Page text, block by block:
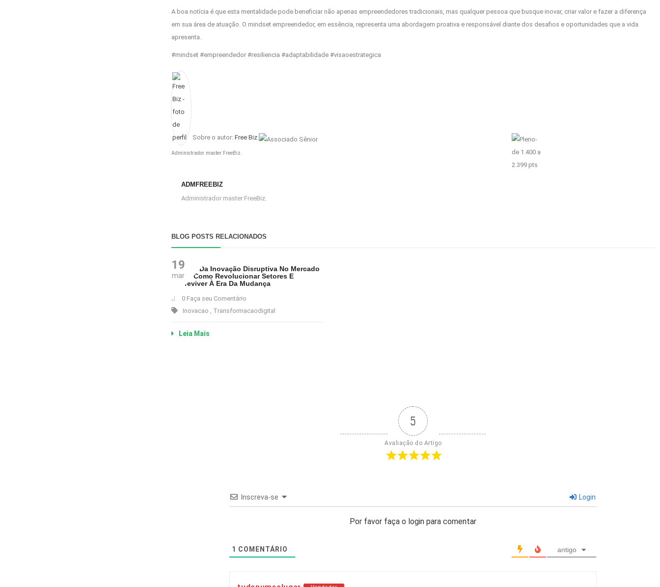
A boa notícia é que esta mentalidade pode beneficiar não apenas empreendedores tradicionais, mas qualquer pessoa que busque inovar, criar valor e fazer a diferença
em sua área de atuação. O mindset empreendedor, em essência, representa uma abordagem proativa e responsável diante dos desafios e oportunidades que a vida
apresenta.
#mindset #empreendedor #resiliencia #adaptabilidade #visaoestrategica
Sobre o autor: Free Biz
Administrador master FreeBiz.
ADMFREEBIZ
Administrador master FreeBiz.
BLOG POSTS RELACIONADOS
19
mar
O Papel Da Inovação Disruptiva No Mercado
Atual: Como Revolucionar Setores E
Sobreviver À Era Da Mudança
0 Faça seu Comentário
Inovacao , Transformacaodigital
Leia Mais
5
Avaliação do Artigo
Inscreva-se Login
Por favor faça o login para comentar
1 COMENTÁRIO antigo